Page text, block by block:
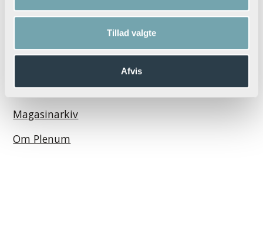
Tillad valgte
Afvis
Podcast
Magasinarkiv
Om Plenum